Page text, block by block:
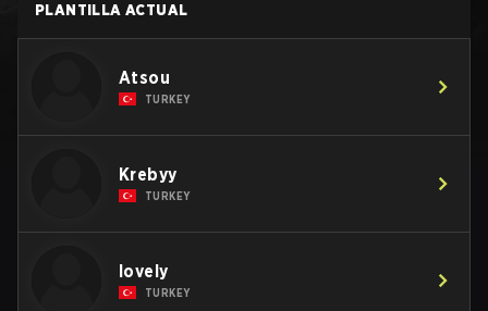
PLANTILLA ACTUAL
Atsou
TURKEY
Krebyy
TURKEY
lovely
TURKEY